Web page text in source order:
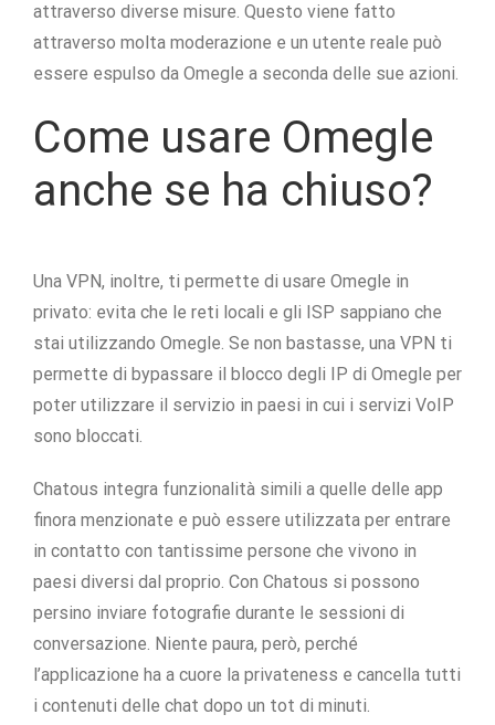
attraverso diverse misure. Questo viene fatto
attraverso molta moderazione e un utente reale può
essere espulso da Omegle a seconda delle sue azioni.
Come usare Omegle
anche se ha chiuso?
Una VPN, inoltre, ti permette di usare Omegle in
privato: evita che le reti locali e gli ISP sappiano che
stai utilizzando Omegle. Se non bastasse, una VPN ti
permette di bypassare il blocco degli IP di Omegle per
poter utilizzare il servizio in paesi in cui i servizi VoIP
sono bloccati.
Chatous integra funzionalità simili a quelle delle app
finora menzionate e può essere utilizzata per entrare
in contatto con tantissime persone che vivono in
paesi diversi dal proprio. Con Chatous si possono
persino inviare fotografie durante le sessioni di
conversazione. Niente paura, però, perché
l’applicazione ha a cuore la privateness e cancella tutti
i contenuti delle chat dopo un tot di minuti.